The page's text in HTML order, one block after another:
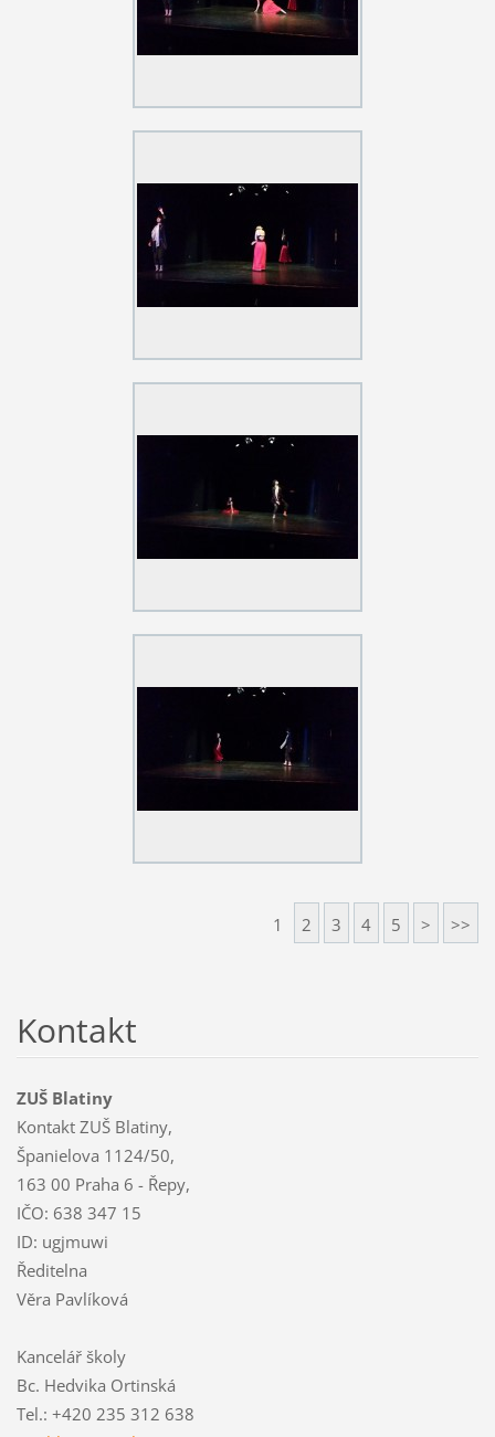
1 2 3 4 5 > >>
Kontakt
ZUŠ Blatiny
Kontakt ZUŠ Blatiny,
Španielova 1124/50,
163 00 Praha 6 - Řepy,
IČO: 638 347 15
ID: ugjmuwi
Ředitelna
Věra Pavlíková
Kancelář školy
Bc. Hedvika Ortinská
Tel.: +420 235 312 638